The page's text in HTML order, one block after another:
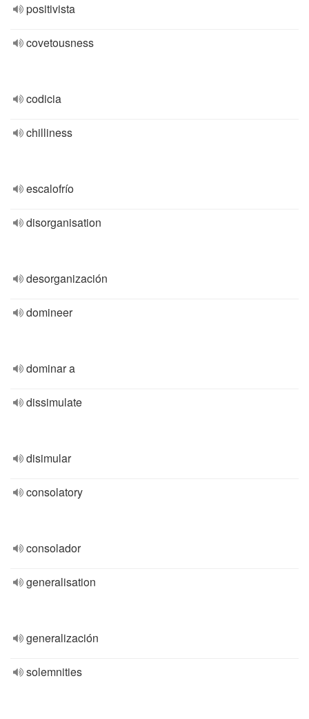
positivista
covetousness
codicia
chilliness
escalofrío
disorganisation
desorganización
domineer
dominar a
dissimulate
disimular
consolatory
consolador
generalisation
generalización
solemnities